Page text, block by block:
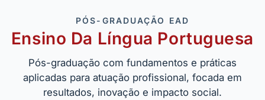
PÓS-GRADUAÇÃO EAD
Ensino Da Língua Portuguesa
Pós-graduação com fundamentos e práticas
aplicadas para atuação profissional, focada em
resultados, inovação e impacto social.